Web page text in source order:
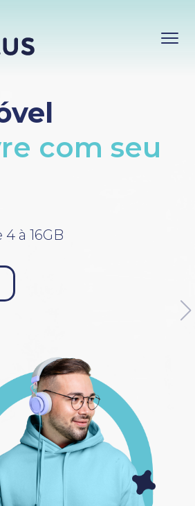
nossos
você.
Óptica.
com seu
à 16GB